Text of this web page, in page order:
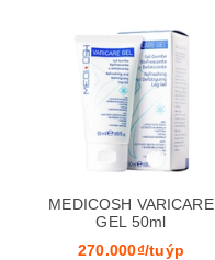
MEDICOSH VARICARE
GEL 50ml
270.000₫/tuýp